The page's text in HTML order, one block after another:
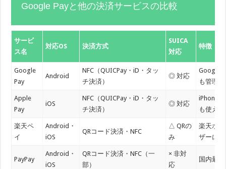
Google Payと他の決済サービスの比較
サービ
ス名
対応OS 決済方式
SUICA
対応
特徴
Google
Pay
Android
NFC（QUICPay・iD・タッ
チ決済）
◎ 対応
Google
も管理
Apple
Pay
iOS
NFC（QUICPay・iD・タッ
チ決済）
◎ 対応
iPhone
も使える
楽天ペ
イ
Android・
iOS
QRコード決済・NFC
△ QRの
み
楽天ポ
ザーに
PayPay
Android・
iOS
QRコード決済・NFC（一
部）
× 非対
応
国内最